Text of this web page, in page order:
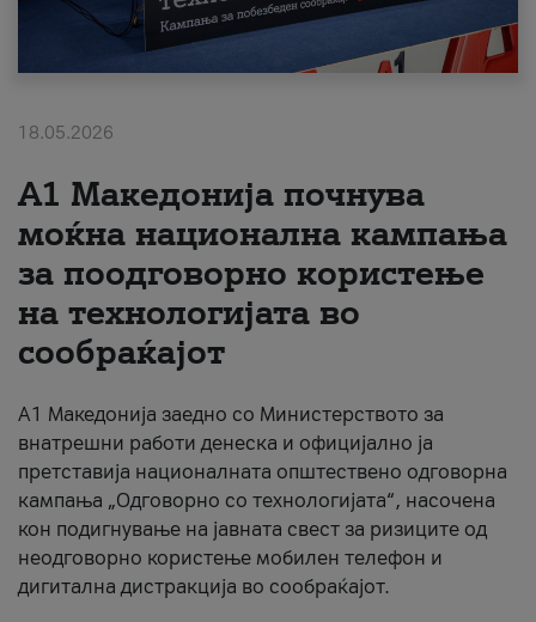
Поддршка
Надополни кредит
#ПодобарОнлајн
18.05.2026
A1 Македонија почнува
моќна национална кампања
за поодговорно користење
на технологијата во
сообраќајот
A1 Македонија заедно со Министерството за
внатрешни работи денеска и официјално ја
претставија националната општествено одговорна
кампања „Одговорно со технологијата“, насочена
кон подигнување на јавната свест за ризиците од
неодговорно користење мобилен телефон и
дигитална дистракција во сообраќајот.